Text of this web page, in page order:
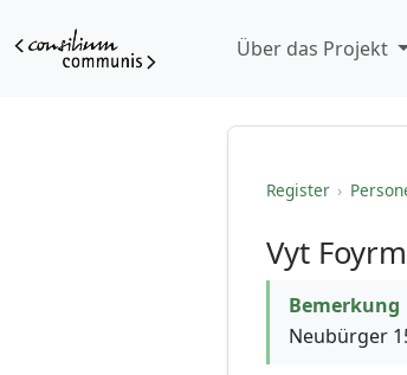
Über das Projekt
Register ›
Vyt
Bemerkung
Neubürger